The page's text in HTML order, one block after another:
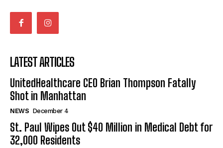
LATEST ARTICLES
UnitedHealthcare CEO Brian Thompson Fatally
Shot in Manhattan
NEWS December 4
St. Paul Wipes Out $40 Million in Medical Debt for
32,000 Residents